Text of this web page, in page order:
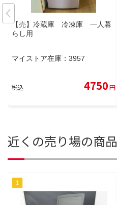
【売】冷蔵庫 冷凍庫 一人暮
らし用
マイストア在庫： 3957
税込 4750円
近くの売り場の商品